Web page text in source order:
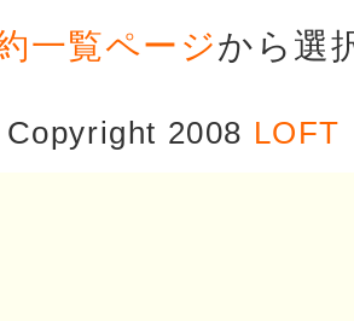
一覧ページから選
2008 LOFT